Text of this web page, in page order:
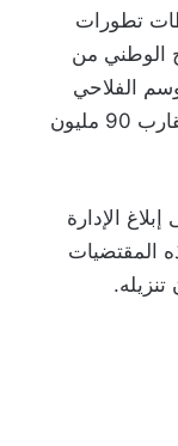
تطورات
الوطني من
الفلاحي
الحالي، والذي يُرتقب أن يحقق محصولاً يقارب 90 مليون
الإدارة
المقتضيات